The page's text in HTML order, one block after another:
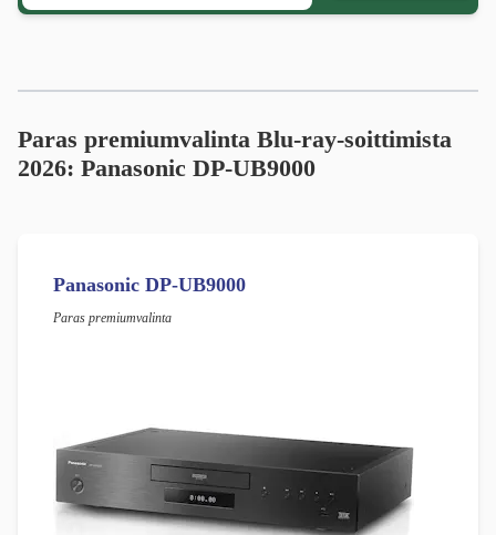
Paras premiumvalinta Blu-ray-soittimista
2026: Panasonic DP-UB9000
Panasonic DP-UB9000
Paras premiumvalinta